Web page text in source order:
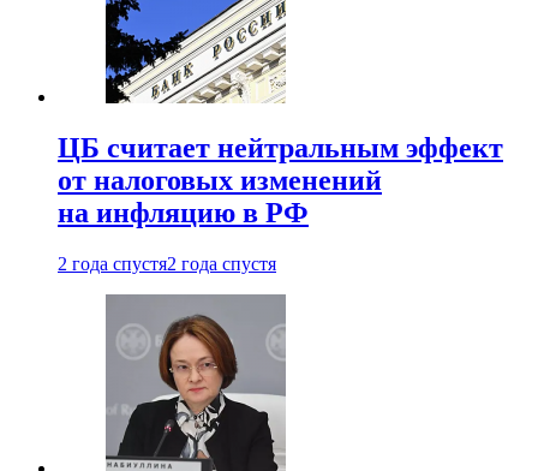
ЦБ считает нейтральным эффект
от налоговых изменений
на инфляцию в РФ
2 года спустя2 года спустя